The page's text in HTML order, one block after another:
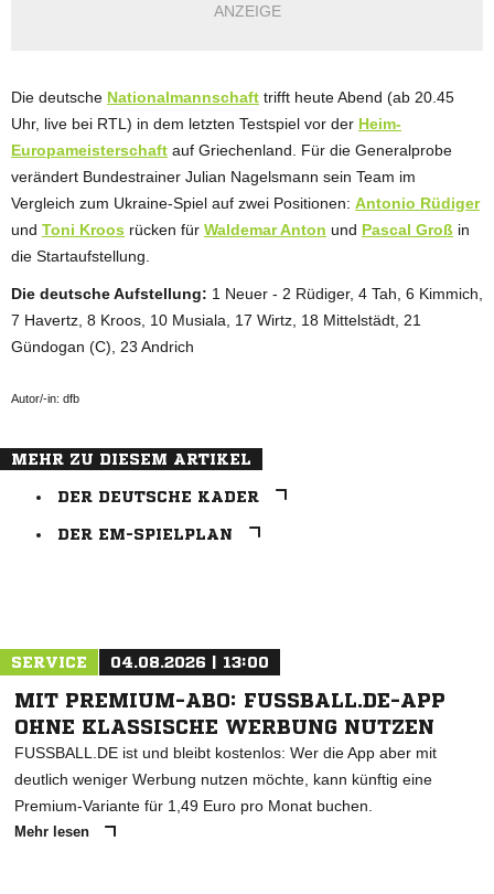
ANZEIGE
Die deutsche Nationalmannschaft trifft heute Abend (ab 20.45
Uhr, live bei RTL) in dem letzten Testspiel vor der Heim-
Europameisterschaft auf Griechenland. Für die Generalprobe
verändert Bundestrainer Julian Nagelsmann sein Team im
Vergleich zum Ukraine-Spiel auf zwei Positionen: Antonio Rüdiger
und Toni Kroos rücken für Waldemar Anton und Pascal Groß in
die Startaufstellung.
Die deutsche Aufstellung: 1 Neuer - 2 Rüdiger, 4 Tah, 6 Kimmich,
7 Havertz, 8 Kroos, 10 Musiala, 17 Wirtz, 18 Mittelstädt, 21
Gündogan (C), 23 Andrich
Autor/-in: dfb
MEHR ZU DIESEM ARTIKEL
DER DEUTSCHE KADER
DER EM-SPIELPLAN
SERVICE 04.08.2026 | 13:00
MIT PREMIUM-ABO: FUSSBALL.DE-APP
OHNE KLASSISCHE WERBUNG NUTZEN
FUSSBALL.DE ist und bleibt kostenlos: Wer die App aber mit
deutlich weniger Werbung nutzen möchte, kann künftig eine
Premium-Variante für 1,49 Euro pro Monat buchen.
Mehr lesen